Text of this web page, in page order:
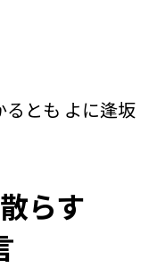
とも よに逢坂
らす